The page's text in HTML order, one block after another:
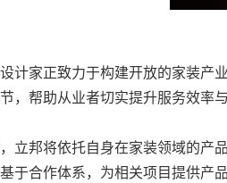
计家正致力于构建开放的家装产
，帮助从业者切实提升服务效率与
立邦将依托自身在家装领域的产
于合作体系，为相关项目提供产